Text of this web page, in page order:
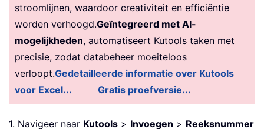
stroomlijnen, waardoor creativiteit en efficiëntie
worden verhoogd.Geïntegreerd met AI-
mogelijkheden, automatiseert Kutools taken met
precisie, zodat databeheer moeiteloos
verloopt.Gedetailleerde informatie over Kutools
voor Excel...
Gratis proefversie...
1. Navigeer naar Kutools > Invoegen > Reeksnummer